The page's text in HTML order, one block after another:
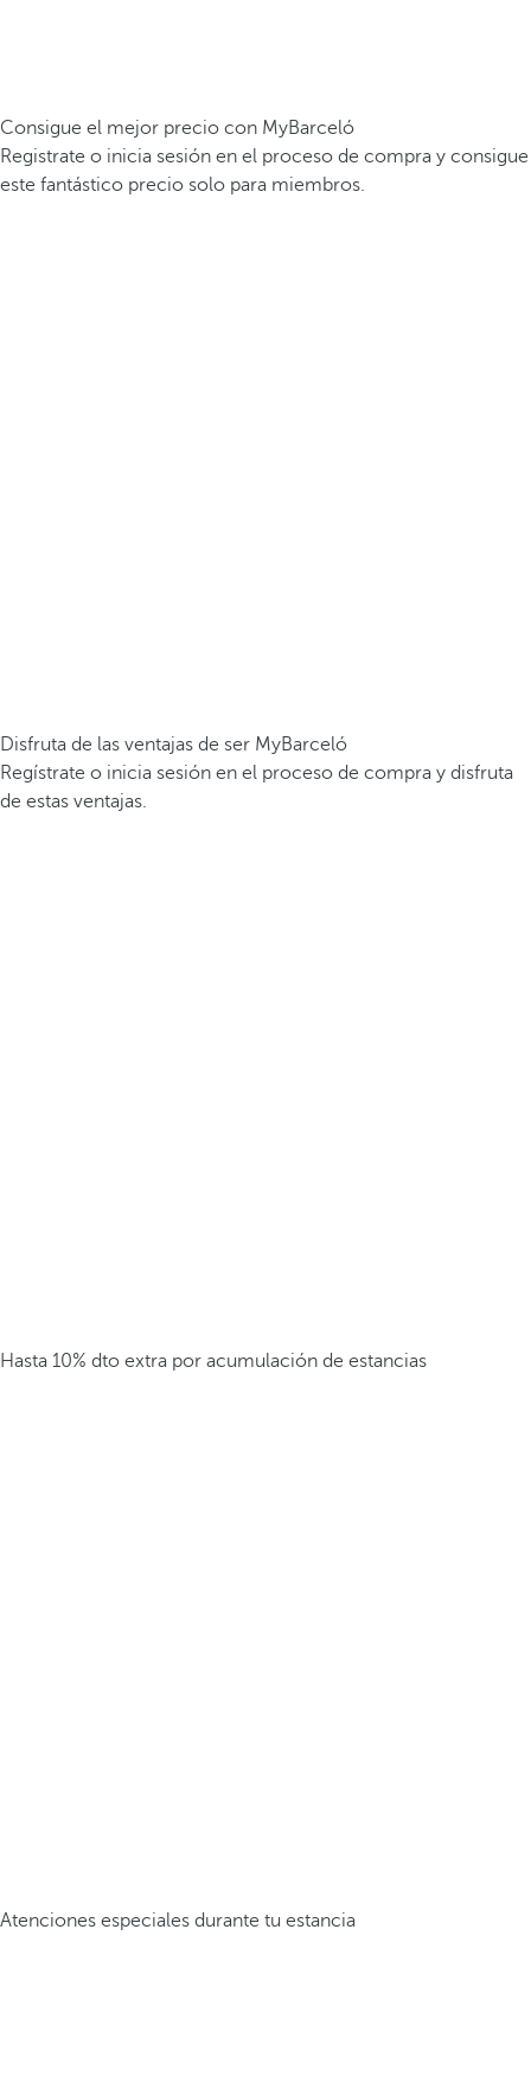
Consigue el mejor precio con MyBarceló
Registrate o inicia sesión en el proceso de compra y consigue
este fantástico precio solo para miembros.
Disfruta de las ventajas de ser MyBarceló
Regístrate o inicia sesión en el proceso de compra y disfruta
de estas ventajas.
Hasta 10% dto extra por acumulación de estancias
Atenciones especiales durante tu estancia